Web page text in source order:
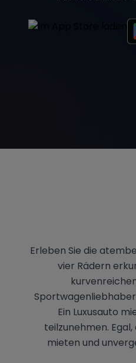
Erleben Sie die
vier Rädern
Ein Luxusauto
teilzunehmen.
mieten und